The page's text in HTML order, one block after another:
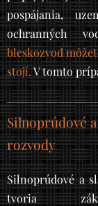
pospájania,
ochranných
bleskozvod
stojí.V tomto
Silnoprúdové
rozvody
Silnoprúdové a
tvoria